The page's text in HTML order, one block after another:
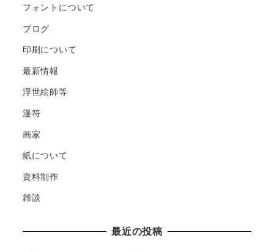
フォントについて
ブログ
印刷について
最新情報
浮世絵師等
漫符
画家
紙について
資料制作
雑談
最近の投稿